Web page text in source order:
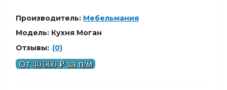
Производитель: Мебельмания
Модель: Кухня Моган
Отзывы: (0)
От 40'000 ₽ за п/м